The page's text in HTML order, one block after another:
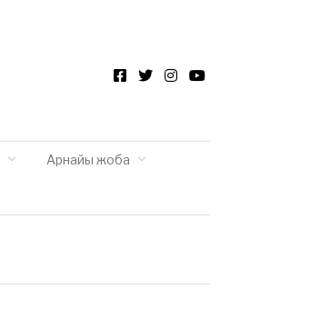
Арнайы жоба